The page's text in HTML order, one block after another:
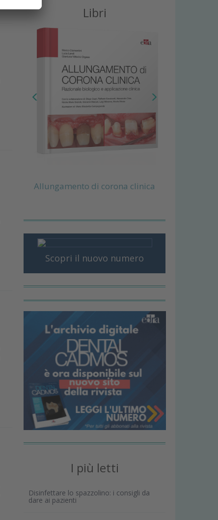
Libri
Allungamento di corona clinica
Scopri il nuovo numero
I più letti
Disinfettare lo spazzolino: i consigli da
dare ai pazienti